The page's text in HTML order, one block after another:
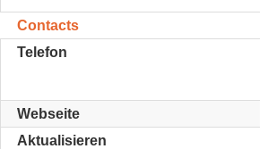
Contacts
Telefon
Webseite
Aktualisieren